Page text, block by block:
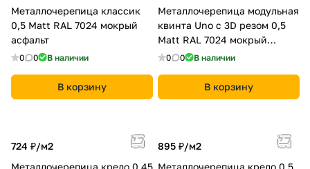
Металлочерепица классик
0,5 Мatt RAL 7024 мокрый
асфальт
0 0 В наличии
В корзину
Металлочерепица модульная
квинта Uno c 3D резом 0,5
Мatt RAL 7024 мокрый
асфальт
0 0 В наличии
В корзину
724 ₽/м2
Металлочерепица кредо 0,45
895 ₽/м2
Металлочерепица кредо 0,5